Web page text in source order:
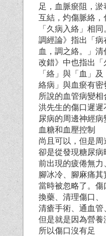
足，血脈瘀阻，淤
互結，灼傷脈絡
「久病入絡」相
調經論》指出「病
血，調之絡。」
改錯》中也指出「
「絡」與「血」及
絡病」與血瘀有
所說的血管病變相
洪先生的傷口遲
尿病的周邊神經
血糖和血壓控制
尚且可以，但是
卻是從發現糖尿病
前出現的疲倦無力
腳冰冷、腳麻痛
當時被忽略了。
換藥、清理傷口、
清瘡手術、通血管
但是就是因為營養
所以傷口沒有足